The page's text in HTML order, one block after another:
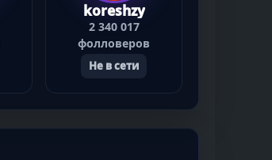
koreshzy
2 340 017
фолловеров
Не в сети